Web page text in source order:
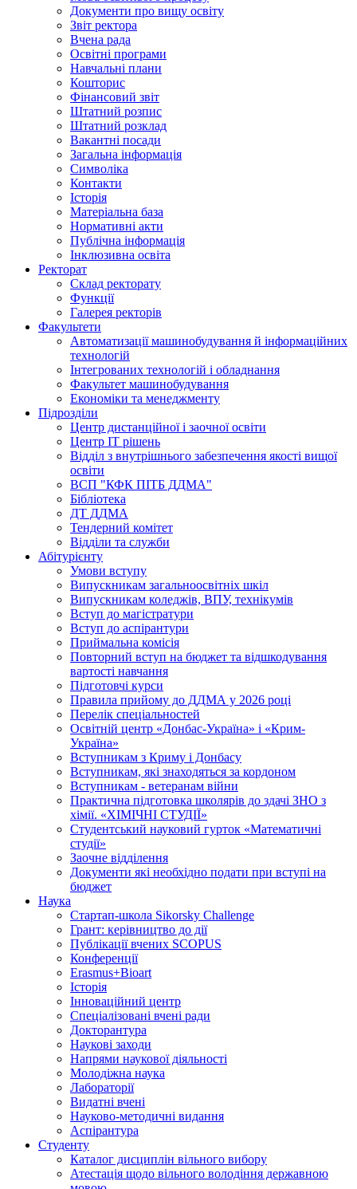
Документи про вищу освіту
Звіт ректора
Вчена рада
Освітні програми
Навчальні плани
Кошторис
Фінансовий звіт
Штатний розпис
Штатний розклад
Вакантні посади
Загальна інформація
Символіка
Контакти
Історія
Матеріальна база
Нормативні акти
Публічна інформація
Інклюзивна освіта
Ректорат
Склад ректорату
Функції
Галерея ректорів
Факультети
Автоматизації машинобудування й інформаційних
технологій
Інтегрованих технологій і обладнання
Факультет машинобудування
Економіки та менеджменту
Підрозділи
Центр дистанційної і заочної освіти
Центр ІТ рішень
Відділ з внутрішнього забезпечення якості вищої
освіти
ВСП "КФК ПІТБ ДДМА"
Бібліотека
ДТ ДДМА
Тендерний комітет
Відділи та служби
Абітурієнту
Умови вступу
Випускникам загальноосвітніх шкіл
Випускникам коледжів, ВПУ, технікумів
Вступ до магістратури
Вступ до аспірантури
Приймальна комісія
Повторний вступ на бюджет та відшкодування
вартості навчання
Підготовчі курси
Правила прийому до ДДМА у 2026 році
Перелік спеціальностей
Освітній центр «Донбас-Україна» і «Крим-
Україна»
Вступникам з Криму і Донбасу
Вступникам, які знаходяться за кордоном
Вступникам - ветеранам війни
Практична підготовка школярів до здачі ЗНО з
хімії. «ХІМІЧНІ СТУДІЇ»
Студентський науковий гурток «Математичні
студії»
Заочне відділення
Документи які необхідно подати при вступі на
бюджет
Наука
Стартап-школа Sikorsky Challenge
Грант: керівництво до дії
Публікації вчених SCOPUS
Конференції
Erasmus+Bioart
Історія
Інноваційний центр
Спеціалізовані вчені ради
Докторантура
Наукові заходи
Напрями наукової діяльності
Молодіжна наука
Лабораторії
Видатні вчені
Науково-методичні видання
Аспірантура
Студенту
Каталог дисциплін вільного вибору
Атестація щодо вільного володіння державною